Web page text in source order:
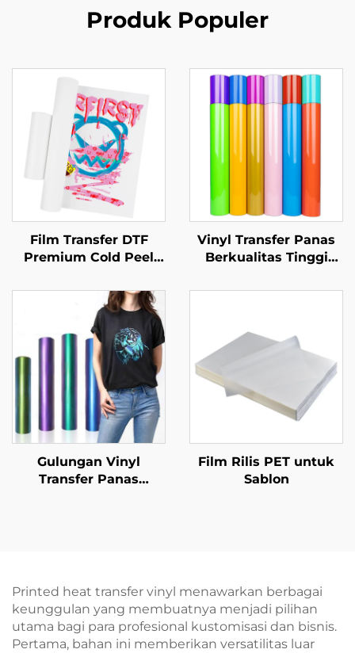
Produk Populer
Film Transfer DTF
Premium Cold Peel
Vinyl Transfer Panas
Berkualitas Tinggi
Dan Ditransfer
Gulungan Vinyl
Transfer Panas
Film Rilis PET untuk
Sablon
Printed heat transfer vinyl menawarkan berbagai
keunggulan yang membuatnya menjadi pilihan
utama bagi para profesional kustomisasi dan bisnis.
Pertama, bahan ini memberikan versatilitas luar